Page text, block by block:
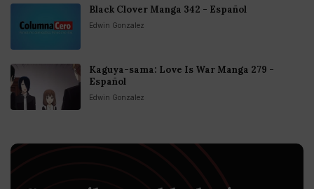
Black Clover Manga 342 - Español
Edwin Gonzalez
Kaguya-sama: Love Is War Manga 279 -
Español
Edwin Gonzalez